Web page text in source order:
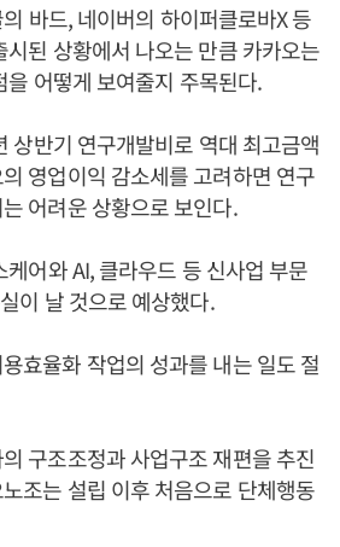
바드, 네이버의 하이퍼클로바X 등
된 상황에서 나오는 만큼 카카오는
을 어떻게 보여줄지 주목된다.
상반기 연구개발비로 역대 최고금액
영업이익 감소세를 고려하면 연구
어려운 상황으로 보인다.
어와 AI, 클라우드 등 신사업 부문
이 날 것으로 예상했다.
효율화 작업의 성과를 내는 일도 절
구조조정과 사업구조 재편을 추진
조는 설립 이후 처음으로 단체행동